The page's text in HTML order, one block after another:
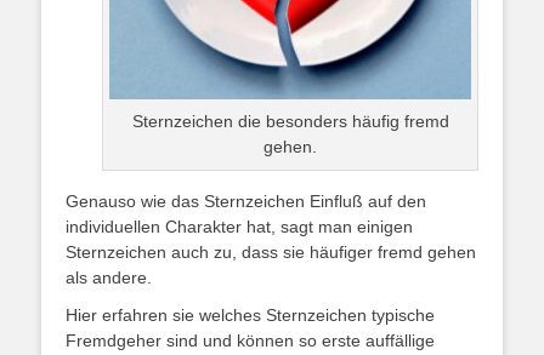
Sternzeichen die besonders häufig fremd
gehen.
Genauso wie das Sternzeichen Einfluß auf den
individuellen Charakter hat, sagt man einigen
Sternzeichen auch zu, dass sie häufiger fremd gehen
als andere.
Hier erfahren sie welches Sternzeichen typische
Fremdgeher sind und können so erste auffällige